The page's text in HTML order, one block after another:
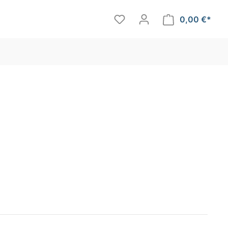
0,00 €*